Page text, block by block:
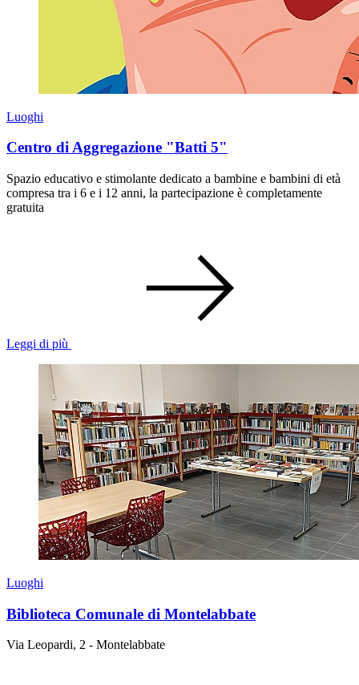
Luoghi
Centro di Aggregazione "Batti 5"
Spazio educativo e stimolante dedicato a bambine e bambini di età
compresa tra i 6 e i 12 anni, la partecipazione è completamente
gratuita
Leggi di più
Luoghi
Biblioteca Comunale di Montelabbate
Via Leopardi, 2 - Montelabbate